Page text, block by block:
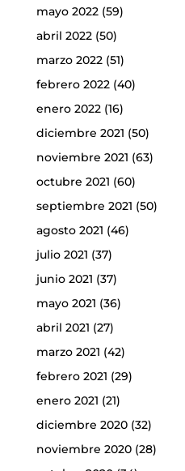
mayo 2022(59)
abril 2022(50)
marzo 2022(51)
febrero 2022(40)
enero 2022(16)
diciembre 2021 (50)
noviembre 2021 (63)
octubre 2021 (60)
septiembre 2021 (50)
agosto 2021 (46)
julio 2021 (37)
junio 2021 (37)
mayo 2021 (36)
abril 2021 (27)
marzo 2021 (42)
febrero 2021 (29)
enero 2021 (21)
diciembre 2020(32)
noviembre 2020(28)